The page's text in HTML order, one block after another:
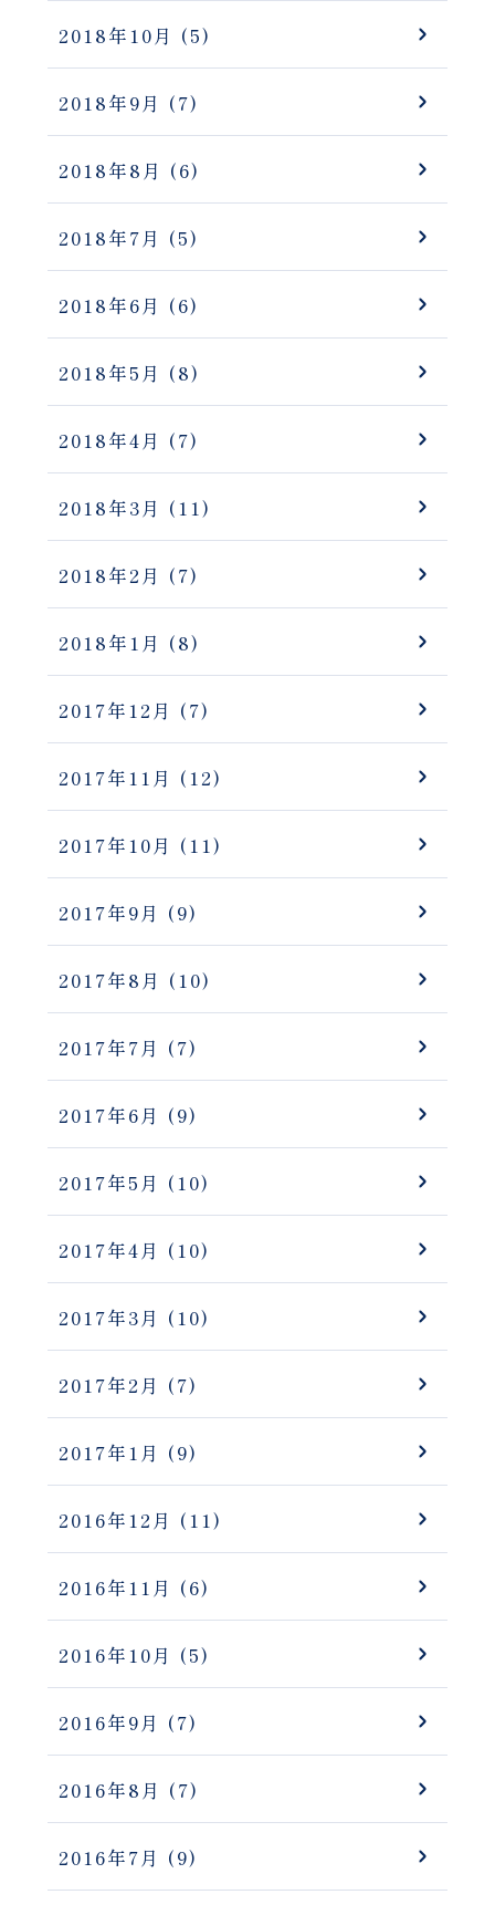
2018年10月 (5)
2018年9月 (7)
2018年8月 (6)
2018年7月 (5)
2018年6月 (6)
2018年5月 (8)
2018年4月 (7)
2018年3月 (11)
2018年2月 (7)
2018年1月 (8)
2017年12月 (7)
2017年11月 (12)
2017年10月 (11)
2017年9月 (9)
2017年8月 (10)
2017年7月 (7)
2017年6月 (9)
2017年5月 (10)
2017年4月 (10)
2017年3月 (10)
2017年2月 (7)
2017年1月 (9)
2016年12月 (11)
2016年11月 (6)
2016年10月 (5)
2016年9月 (7)
2016年8月 (7)
2016年7月 (9)